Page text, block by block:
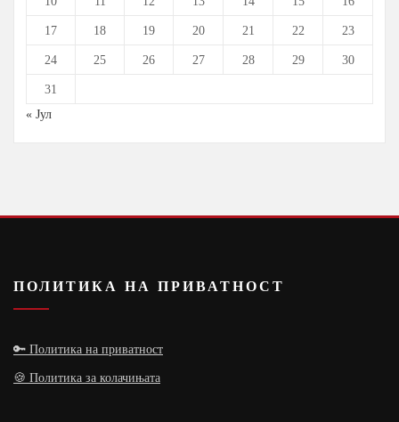
17 18 19 20 21 22 23
24 25 26 27 28 29 30
31
« Јул
ПОЛИТИКА НА ПРИВАТНОСТ
🔑 Политика на приватност
🍪 Политика за колачињата